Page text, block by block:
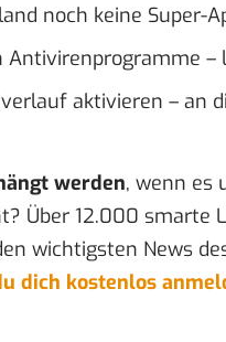
noch keine Super-
Antivirenprogramme
aktivieren – an
werden, wenn es
Über 12.000 smarte
wichtigsten News
dich kostenlos